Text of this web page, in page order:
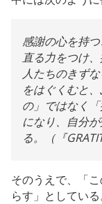
感謝の心を持
直る力をつけ
人たちのきず
をはぐくむと
の」ではなく
になり、自分
る。（『
そのうえで、「
らす」としている